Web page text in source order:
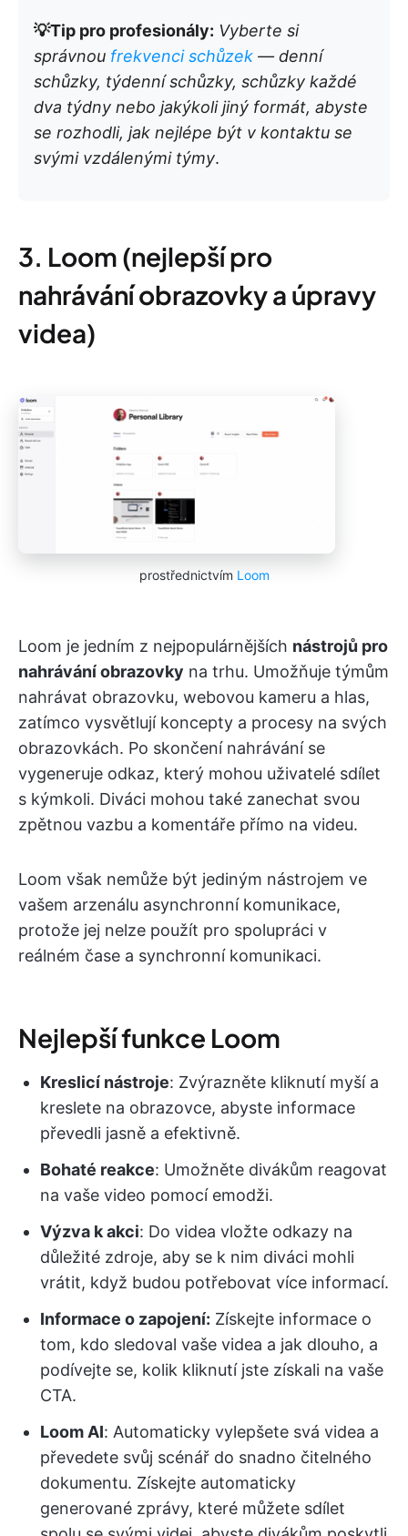
💡Tip pro profesionály: Vyberte si
správnou frekvenci schůzek — denní
schůzky, týdenní schůzky, schůzky každé
dva týdny nebo jakýkoli jiný formát, abyste
se rozhodli, jak nejlépe být v kontaktu se
svými vzdálenými týmy.
3. Loom (nejlepší pro
nahrávání obrazovky a úpravy
videa)
prostřednictvím Loom
Loom je jedním z nejpopulárnějších nástrojů pro
nahrávání obrazovky na trhu. Umožňuje týmům
nahrávat obrazovku, webovou kameru a hlas,
zatímco vysvětlují koncepty a procesy na svých
obrazovkách. Po skončení nahrávání se
vygeneruje odkaz, který mohou uživatelé sdílet
s kýmkoli. Diváci mohou také zanechat svou
zpětnou vazbu a komentáře přímo na videu.
Loom však nemůže být jediným nástrojem ve
vašem arzenálu asynchronní komunikace,
protože jej nelze použít pro spolupráci v
reálném čase a synchronní komunikaci.
Nejlepší funkce Loom
Kreslicí nástroje: Zvýrazněte kliknutí myší a
kreslete na obrazovce, abyste informace
převedli jasně a efektivně.
Bohaté reakce: Umožněte divákům reagovat
na vaše video pomocí emodži.
Výzva k akci: Do videa vložte odkazy na
důležité zdroje, aby se k nim diváci mohli
vrátit, když budou potřebovat více informací.
Informace o zapojení: Získejte informace o
tom, kdo sledoval vaše videa a jak dlouho, a
podívejte se, kolik kliknutí jste získali na vaše
CTA.
Loom AI: Automaticky vylepšete svá videa a
převedete svůj scénář do snadno čitelného
dokumentu. Získejte automaticky
generované zprávy, které můžete sdílet